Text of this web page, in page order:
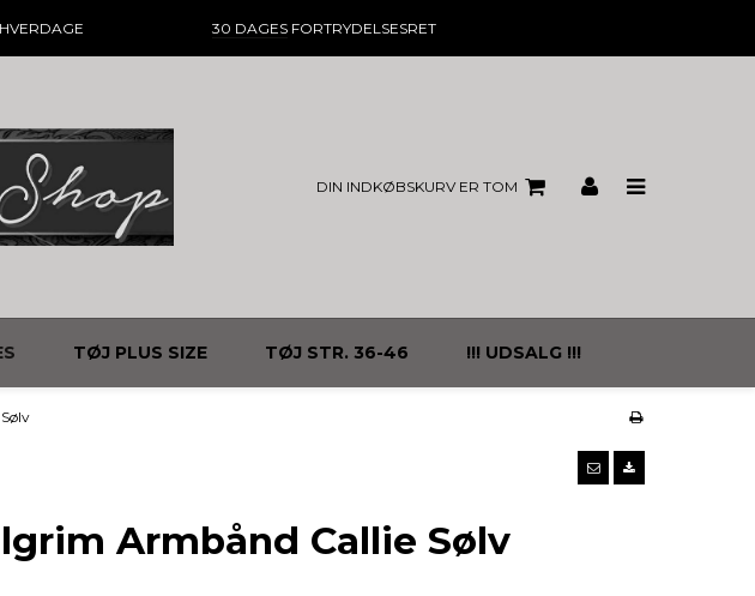
30 DAGESFORTRYDELSESRET
DIN INDKØBSKURV ER TOM
TØJ PLUS SIZE TØJ STR. 36-46 !!! UDSALG !!!
Armbånd Callie Sølv